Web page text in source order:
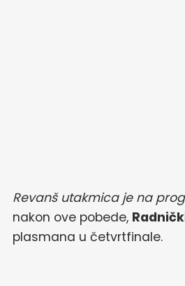
Revanš utakmica je na
nakon ove pobede,
plasmana u četvrtfinale.